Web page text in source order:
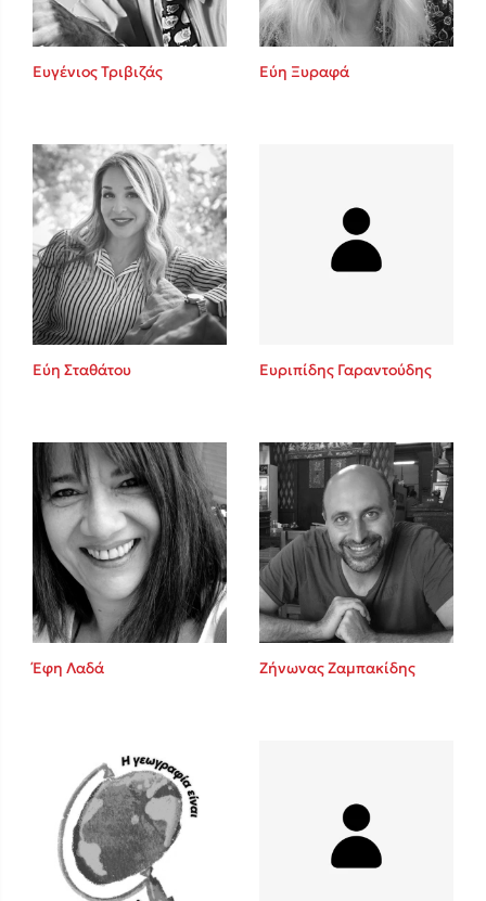
Ευγένιος Τριβιζάς Εύη Ξυραφά
Εύη Σταθάτου Ευριπίδης Γαραντούδης
Έφη Λαδά Ζήνωνας Ζαμπακίδης